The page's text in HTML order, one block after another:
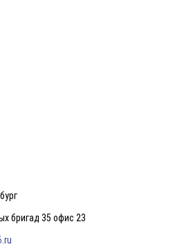
бригад 35 офис 23